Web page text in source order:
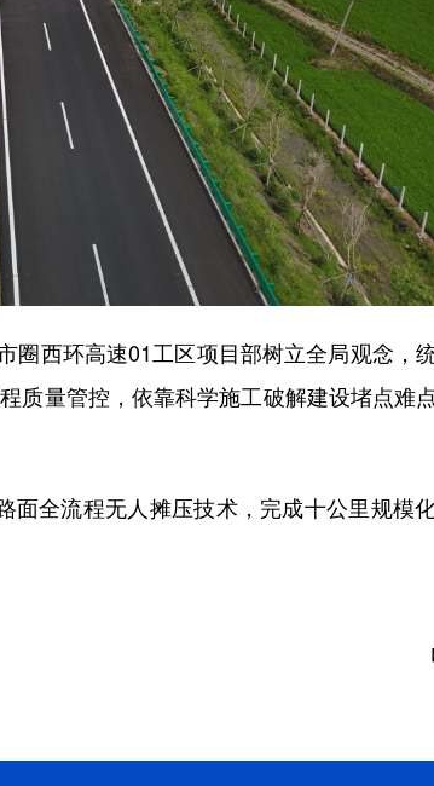
西环高速01工区项目部树立全局观念，
质量管控，依靠科学施工破解建设堵点难
全流程无人摊压技术，完成十公里规模